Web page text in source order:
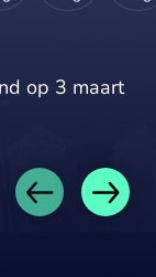
op 3 maart